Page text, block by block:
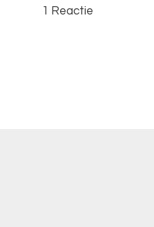
1 Reactie